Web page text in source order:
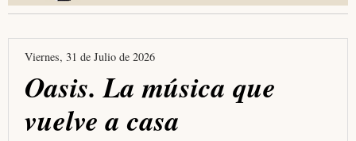
Viernes, 31 de Julio de 2026
Oasis. La música que
vuelve a casa